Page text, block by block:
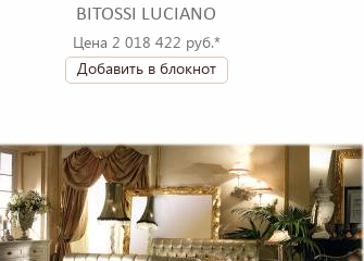
BITOSSI LUCIANO
Цена 2 018 422 руб.*
Добавить в блокнот